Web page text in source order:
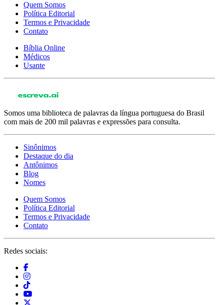
Quem Somos
Política Editorial
Termos e Privacidade
Contato
Bíblia Online
Médicos
Usante
Somos uma biblioteca de palavras da língua portuguesa do Brasil
com mais de 200 mil palavras e expressões para consulta.
Sinônimos
Destaque do dia
Antônimos
Blog
Nomes
Quem Somos
Política Editorial
Termos e Privacidade
Contato
Redes sociais: